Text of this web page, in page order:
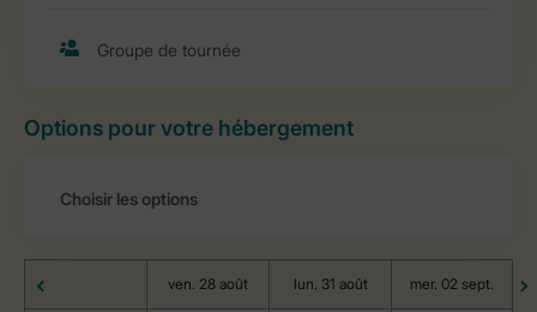
Options pour votre hébergement
ven. 28 août lun. 31 août mer. 02 sept.